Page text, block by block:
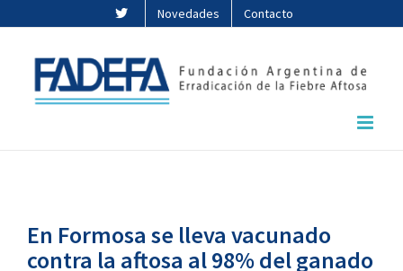
al
contenido
Novedades Contacto
En Formosa se lleva vacunado
contra la aftosa al 98% del ganado